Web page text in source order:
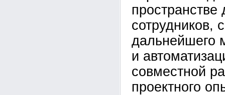
пространстве
сотрудников,
дальнейшего
и
совместной
проектного